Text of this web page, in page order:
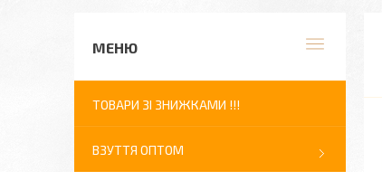
ТОВАРИ ЗІ ЗНИЖКАМИ !!!
ВЗУТТЯ ОПТОМ